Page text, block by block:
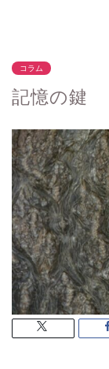
コラム
記憶の鍵